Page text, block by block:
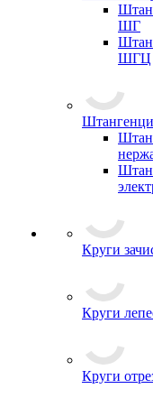
ШГ
ШГЦ
Круги
Круги
Круги